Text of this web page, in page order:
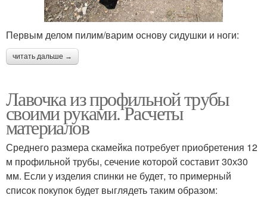
Первым делом пилим/варим основу сидушки и ноги:
читать дальше →
Лавочка из профильной трубы
своими руками. Расчеты
материалов
Среднего размера скамейка потребует приобретения 12
м профильной трубы, сечение которой составит 30х30
мм. Если у изделия спинки не будет, то примерный
список покупок будет выглядеть таким образом: